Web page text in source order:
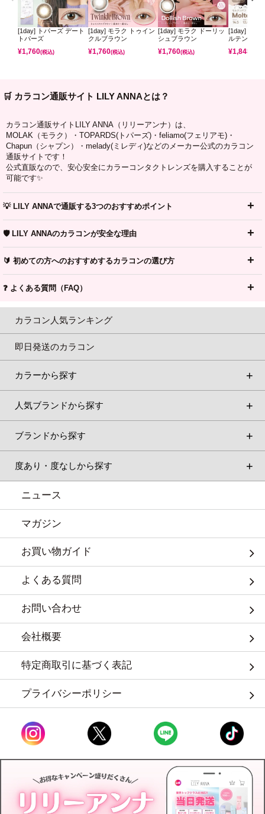
[1day] トパーズ デート
トパーズ
¥1,760(税込)
[1day] モラク トゥイン
クルブラウン
¥1,760(税込)
[1day] モラク ドーリッ
シュブラウン
¥1,760(税込)
[1day] コフ
ルテンパフ
¥1,848
🛒 カラコン通販サイト LILY ANNAとは？
カラコン通販サイトLILY ANNA（リリーアンナ）は、
MOLAK（モラク）・TOPARDS(トパーズ)・feliamo(フェリアモ)・
Chapun（シャプン）・melady(ミレディ)などのメーカー公式のカラコン
通販サイトです！
公式直販なので、安心安全にカラーコンタクトレンズを購入することが
可能です✨
💡 LILY ANNAで通販する3つのおすすめポイント
🛡️ LILY ANNAのカラコンが安全な理由
🔰 初めての方へのおすすめするカラコンの選び方
❓ よくある質問（FAQ）
カラコン人気ランキング
即日発送のカラコン
カラーから探す
人気ブランドから探す
ブランドから探す
度あり・度なしから探す
ニュース
マガジン
お買い物ガイド
よくある質問
お問い合わせ
会社概要
特定商取引に基づく表記
プライバシーポリシー